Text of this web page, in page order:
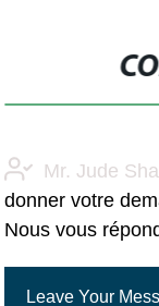
Mr. Jude
donner votre
Nous vous